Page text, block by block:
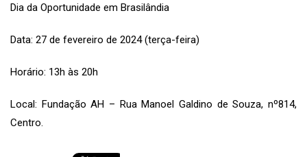
Dia da Oportunidade em Brasilândia
Data: 27 de fevereiro de 2024 (terça-feira)
Horário: 13h às 20h
Local: Fundação AH – Rua Manoel Galdino de Souza, nº814,
Centro.